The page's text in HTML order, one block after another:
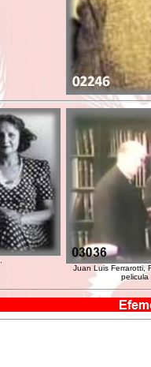
Juan Luis Ferrarotti,
pelicula